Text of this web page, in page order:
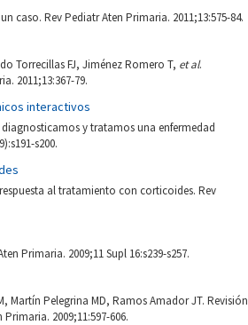
caso. Rev Pediatr Aten Primaria. 2011;13:575-84.
Torrecillas FJ, Jiménez Romero T, et al.
2011;13:367-79.
interactivos
y tratamos una enfermedad
s200.
al tratamiento con corticoides. Rev
Primaria. 2009;11 Supl 16:s239-s257.
Martín Pelegrina MD, Ramos Amador JT. Revisión
2009;11:597-606.